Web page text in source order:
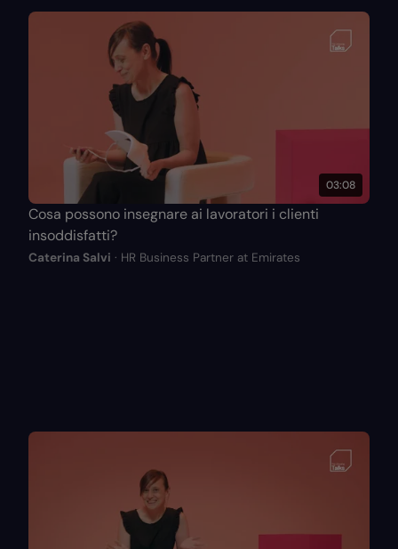
03:08
Cosa possono insegnare ai lavoratori i clienti
insoddisfatti?
Caterina Salvi · HR Business Partner at Emirates